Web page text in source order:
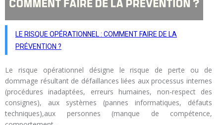
LE RISQUE OPÉRATIONNEL : COMMENT FAIRE DE LA
PRÉVENTION ?
Le risque opérationnel désigne le risque de perte ou de
dommage résultant de défaillances liées aux processus internes
(procédures inadaptées, erreurs humaines, non-respect des
consignes), aux systèmes (pannes informatiques, défauts
techniques),aux personnes (manque de compétence,